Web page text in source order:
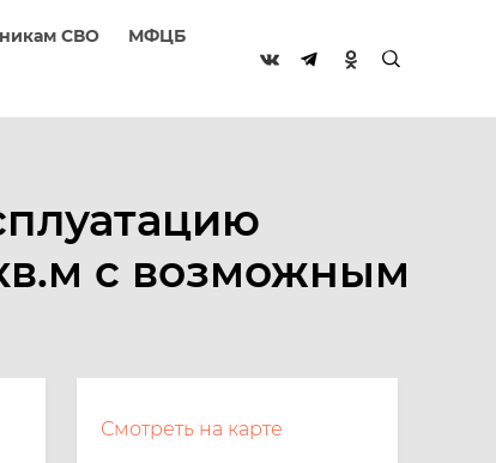
СВО МФЦБ
с возможным
Смотреть на карте